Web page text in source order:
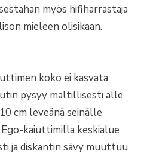
myös hifiharrastaja
mieleen olisikaan.
koko ei kasvata
pysyy maltillisesti alle
cm leveänä seinälle
kaiuttimilla keskialue
ja diskantin sävy muuttuu